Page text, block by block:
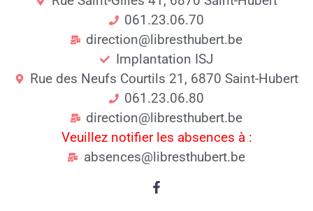
061.23.06.70
direction@libresthubert.be
Implantation ISJ
Rue des Neufs Courtils 21, 6870 Saint-Hubert
061.23.06.80
direction@libresthubert.be
Veuillez notifier les absences à :
absences@libresthubert.be